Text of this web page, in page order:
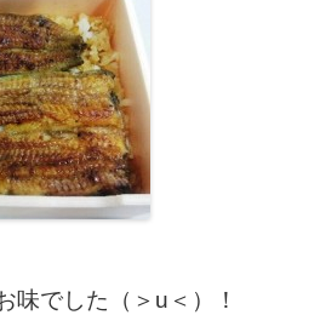
味でした（＞u＜）！